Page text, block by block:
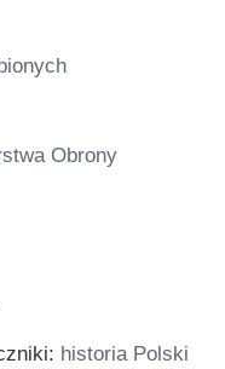
Obrony
historia Polski